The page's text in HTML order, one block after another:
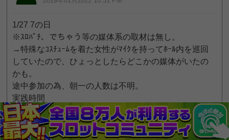
1/27 7の日
※ｽﾛﾊﾟﾁ、でちゃう等の媒体系の取材は無し。
→特殊なｺｽﾁｭｰﾑを着た女性がﾏｲｸを持ってﾎｰﾙ内を巡回
していたので、ひょっとしたらどこかの媒体がいたの
かも。
途中参加の為、朝一の人数は不明。
実践時間
10:45ｰ21:00
ﾊﾟﾁｽﾛのみ